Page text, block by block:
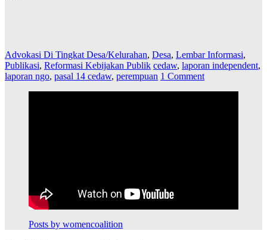
Advokasi Di Tingkat Desa/Kelurahan, Desa, Lembar Informasi,
Publikasi, Reformasi Kebijakan Publik cedaw, laporan independent,
laporan ngo, pasal 14 cedaw, perempuan 1 Comment
Posts by womencoalition